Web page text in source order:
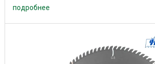
подробнее